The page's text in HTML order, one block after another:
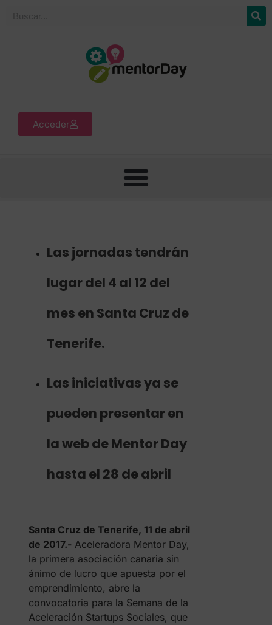
Acceder
Las jornadas tendrán
lugar del 4 al 12 del
mes en Santa Cruz de
Tenerife.
Las iniciativas ya se
pueden presentar en
la web de Mentor Day
hasta el 28 de abril
Santa Cruz de Tenerife, 11 de abril
de 2017.-Aceleradora Mentor Day,
la primera asociación canaria sin
ánimo de lucro que apuesta por el
emprendimiento, abre la
convocatoria para la Semana de la
Aceleración Startups Sociales, que